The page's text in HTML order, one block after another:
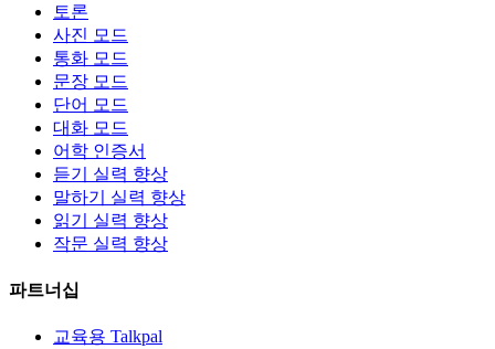
토론
사진 모드
통화 모드
문장 모드
단어 모드
대화 모드
어학 인증서
듣기 실력 향상
말하기 실력 향상
읽기 실력 향상
작문 실력 향상
파트너십
교육용 Talkpal